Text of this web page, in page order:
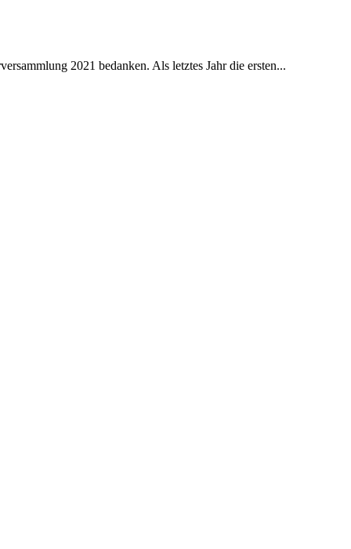
2021 bedanken. Als letztes Jahr die ersten...